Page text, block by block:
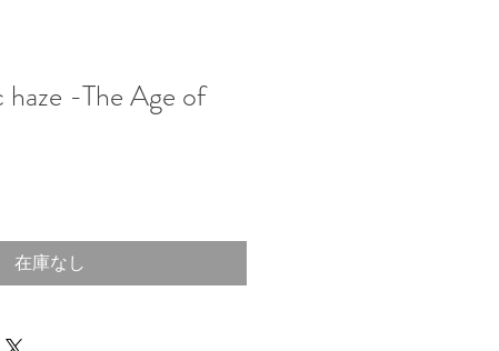
-The Age of
在庫なし